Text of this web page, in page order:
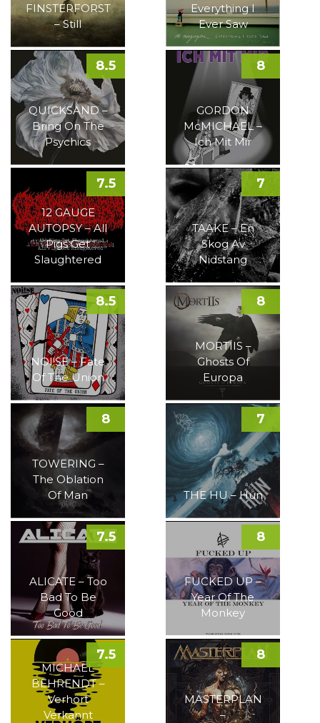
FINSTERFORST
– Still
Everything I
Ever Saw
QUICKSAND –
Bring On The
Psychics
8.5
GORDON
McMICHAEL –
Ich Mit Mir
8
12 GAUGE
AUTOPSY – All
Pigs Get
Slaughtered
7.5
TAAKE – En
Skog Av
Nidstang
7
NOI!SE – Fate
Of The Union
8.5
MORTIIS –
Ghosts Of
Europa
8
TOWERING –
The Oblation
Of Man
8
THE HU – Hun
7
ALICATE – Too
Bad To Be
Good
7.5
FUCKED UP –
Year Of The
Monkey
8
MICHAEL
BEHRENDT –
Verhört
Verkannt
7.5
MASTERPLAN
–
8